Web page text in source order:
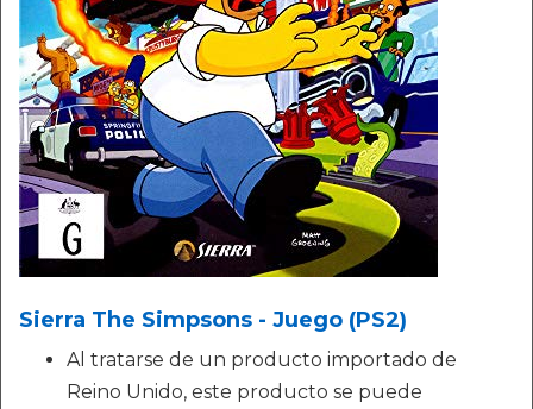
Sierra The Simpsons - Juego (PS2)
Al tratarse de un producto importado de
Reino Unido, este producto se puede